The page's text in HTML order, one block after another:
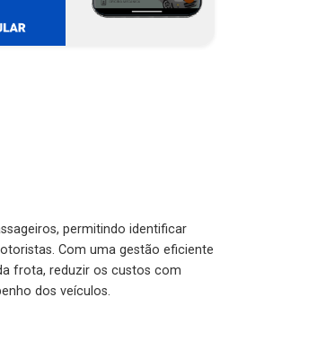
permitindo identificar
Com uma gestão eficiente
frota, reduzir os custos com
dos veículos.